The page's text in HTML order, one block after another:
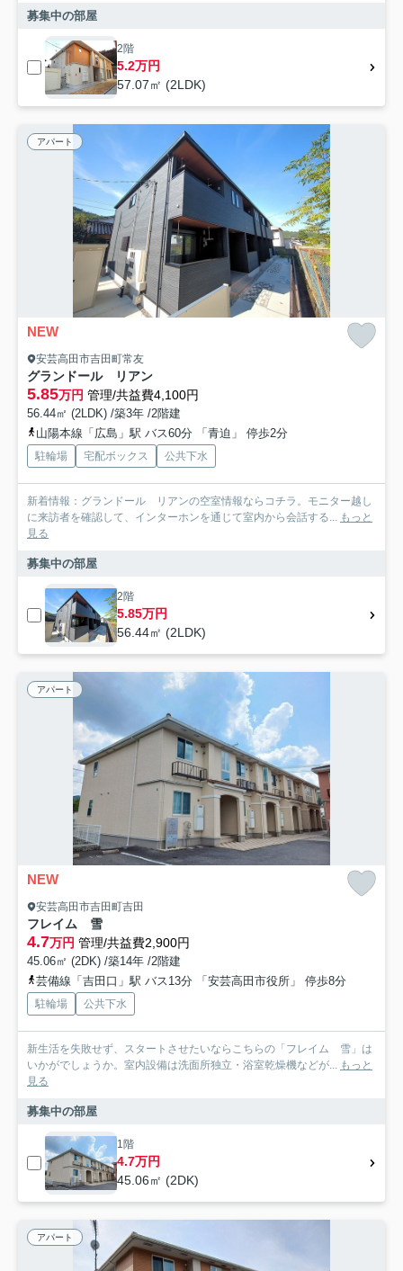
募集中の部屋
2階
5.2万円
57.07㎡ (2LDK)
アパート
NEW
安芸高田市吉田町常友
グランドール リアン
5.85万円 管理/共益費4,100円
56.44㎡ (2LDK) /築3年 /2階建
山陽本線「広島」駅 バス60分 「青迫」 停歩2分
駐輪場 宅配ボックス 公共下水
新着情報：グランドール リアンの空室情報ならコチラ。モニター越し
に来訪者を確認して、インターホンを通じて室内から会話する... もっと
見る
募集中の部屋
2階
5.85万円
56.44㎡ (2LDK)
アパート
NEW
安芸高田市吉田町吉田
フレイム 雪
4.7万円 管理/共益費2,900円
45.06㎡ (2DK) /築14年 /2階建
芸備線「吉田口」駅 バス13分 「安芸高田市役所」 停歩8分
駐輪場 公共下水
新生活を失敗せず、スタートさせたいならこちらの「フレイム 雪」は
いかがでしょうか。室内設備は洗面所独立・浴室乾燥機などが... もっと
見る
募集中の部屋
1階
4.7万円
45.06㎡ (2DK)
アパート